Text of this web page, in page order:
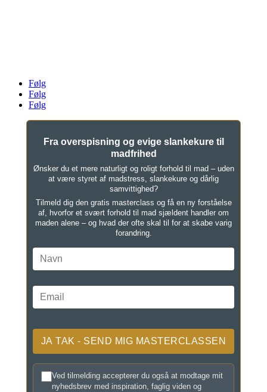
Følg
Følg
Følg
Fra overspisning og evige slankekure til
madfrihed
Ønsker du et mere naturligt og roligt forhold til mad – uden
at være styret af madstress, slankekure og dårlig
samvittighed?
Tilmeld dig den gratis masterclass og få en ny forståelse
af, hvorfor et svært forhold til mad sjældent handler om
maden alene – og hvad der ofte skal til for at skabe varig
forandring.
Ved tilmelding accepterer du også at modtage mit
nyhedsbrev med inspiration, faglig viden og